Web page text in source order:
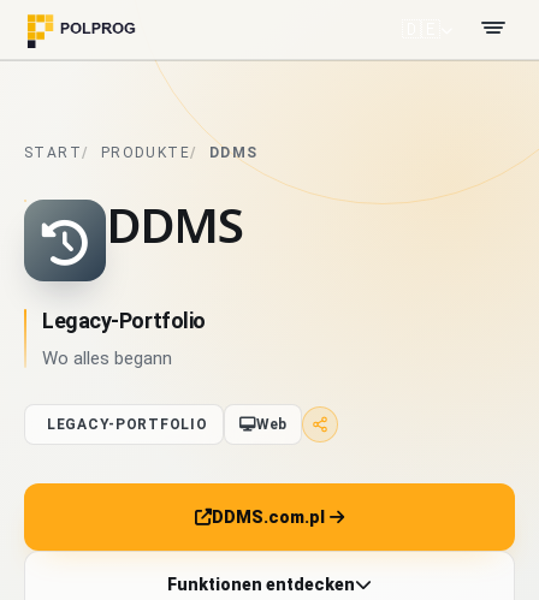
START PRODUKTE DDMS
DDMS
Legacy-Portfolio
Wo alles begann
LEGACY-PORTFOLIO Web
DDMS.com.pl
Funktionen entdecken